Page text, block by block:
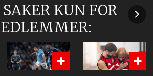
SAKER KUN FOR